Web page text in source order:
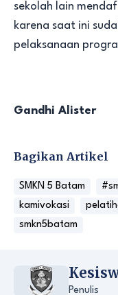
sekolah lain
karena saat ini
pelaksanaan
Gandhi Alister
Bagikan Artikel
SMKN 5 Batam
kamivokasi
smkn5batam
Penulis